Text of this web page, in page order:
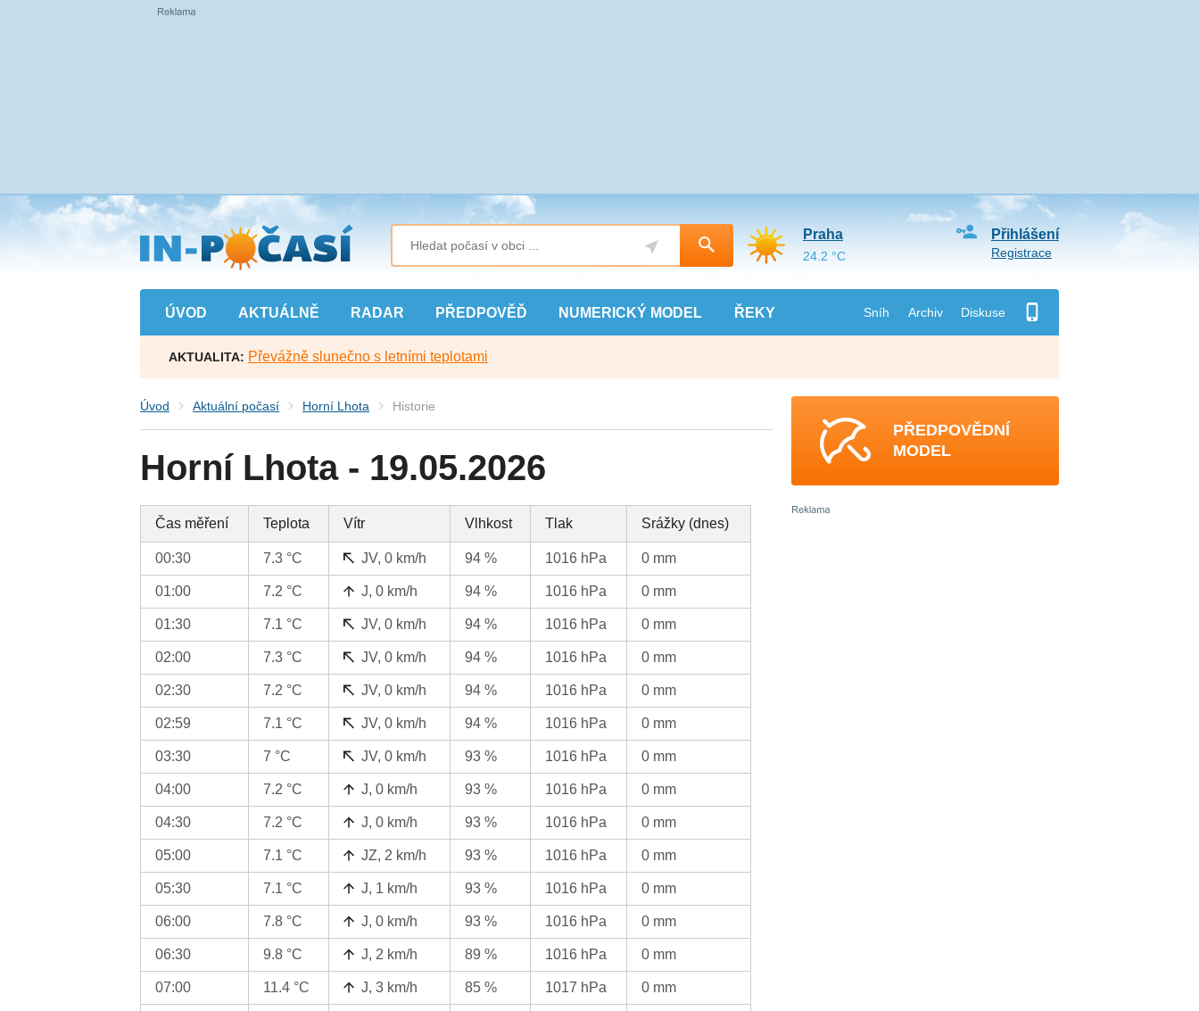
Přejít
na
hlavní
obsah
ÚVOD AKTUÁLNĚ RADAR PŘEDPOVĚĎ NUMERICKÝ MODEL ŘEKY Sníh Archiv Diskuse
Přihlášení
Registrace
Praha
24.2 °C
AKTUALITA: Převážně slunečno s letními teplotami
Úvod Aktuální počasí Horní Lhota Historie
Horní Lhota - 19.05.2026
Čas měření Teplota Vítr Vlhkost Tlak Srážky (dnes)
00:30 7.3 °C JV, 0 km/h 94 % 1016 hPa 0 mm
01:00 7.2 °C J, 0 km/h 94 % 1016 hPa 0 mm
01:30 7.1 °C JV, 0 km/h 94 % 1016 hPa 0 mm
02:00 7.3 °C JV, 0 km/h 94 % 1016 hPa 0 mm
02:30 7.2 °C JV, 0 km/h 94 % 1016 hPa 0 mm
02:59 7.1 °C JV, 0 km/h 94 % 1016 hPa 0 mm
03:30 7 °C JV, 0 km/h 93 % 1016 hPa 0 mm
04:00 7.2 °C J, 0 km/h 93 % 1016 hPa 0 mm
04:30 7.2 °C J, 0 km/h 93 % 1016 hPa 0 mm
05:00 7.1 °C JZ, 2 km/h 93 % 1016 hPa 0 mm
05:30 7.1 °C J, 1 km/h 93 % 1016 hPa 0 mm
06:00 7.8 °C J, 0 km/h 93 % 1016 hPa 0 mm
06:30 9.8 °C J, 2 km/h 89 % 1016 hPa 0 mm
07:00 11.4 °C J, 3 km/h 85 % 1017 hPa 0 mm
PŘEDPOVĚDNÍ
MODEL